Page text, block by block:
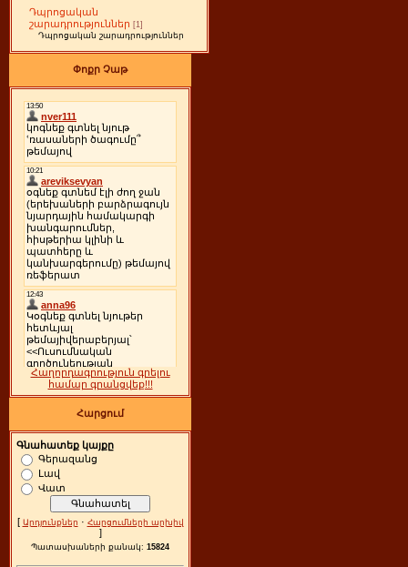
Դպրոցական
շարադրություններ [1]
Դպրոցական շարադրություններ
Փոքր Չաթ
Հաղորդագրություն գրելու
համար գրանցվեք!!!
Հարցում
Գնահատեք կայքը
Գերազանց
Լավ
Վատ
[ Արդյունքներ · Հարցումների արխիվ
]
Պատասխաների քանակ: 15824